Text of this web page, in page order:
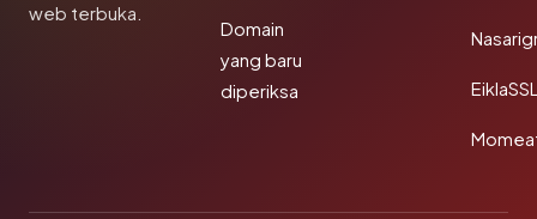
web terbuka.
Domain
yang baru
diperiksa